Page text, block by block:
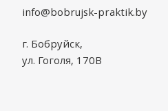
info@bobrujsk-praktik.by
г. Бобруйск,
ул. Гоголя, 170В